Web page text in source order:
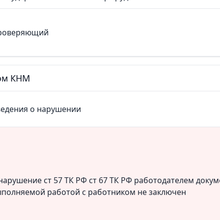
КНМ
о нарушении
ст 57 ТК РФ ст 67 ТК РФ работодателем
работой с работником не заключен